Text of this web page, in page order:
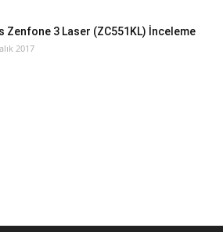
Zenfone 3 Laser (ZC551KL) İnceleme
2017